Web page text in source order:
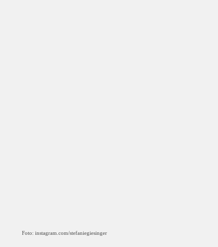
Foto: instagram.com/stefaniegiesinger